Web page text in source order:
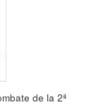
de la 2ª